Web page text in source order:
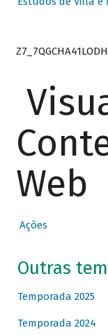
Web
Ações
Outras
Temporada 2025
Temporada 2024